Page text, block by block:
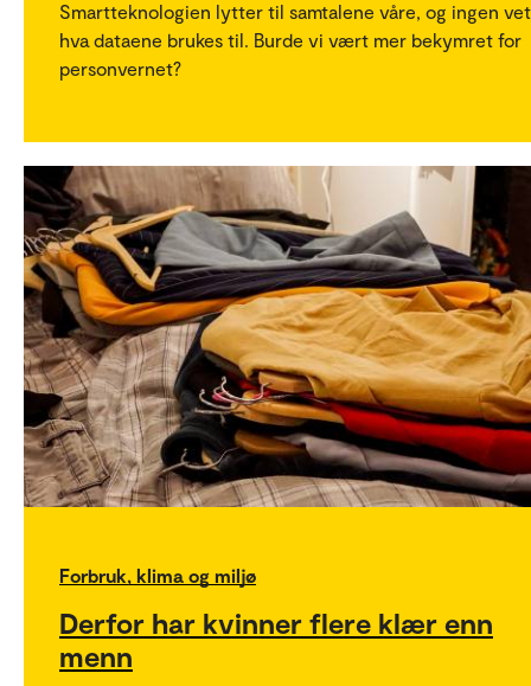
Smartteknologien lytter til samtalene våre, og ingen vet
hva dataene brukes til. Burde vi vært mer bekymret for
personvernet?
Forbruk, klima og miljø
Derfor har kvinner flere klær enn
menn